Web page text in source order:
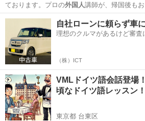
ております。プロの外国人講師が、帰国後も
外国人講師のレッスンを受…
東京 町田市 英会話
自社ローンに頼らず車
理想のクルマがあるけど審査
（株）ICT
VMLドイツ語会話登場
頃なドイツ語レッスン
東京都 台東区